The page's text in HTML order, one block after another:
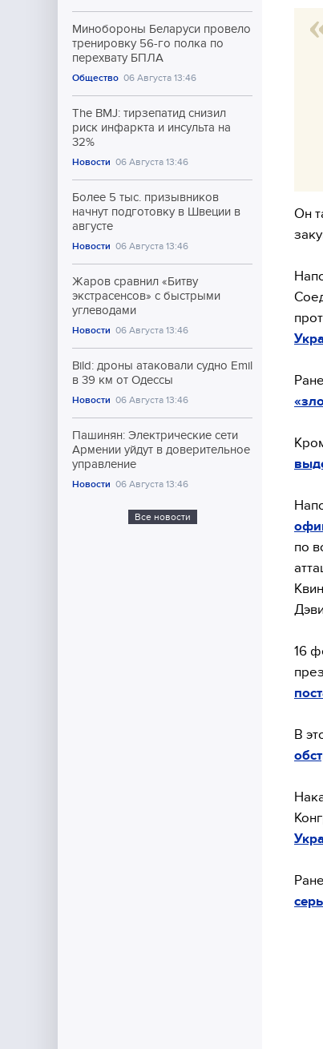
Минобороны Беларуси провело
тренировку 56-го полка по
перехвату БПЛА
Общество 06 Августа 13:46
The BMJ: тирзепатид снизил
риск инфаркта и инсульта на
32%
Новости 06 Августа 13:46
Более 5 тыс. призывников
начнут подготовку в Швеции в
августе
Новости 06 Августа 13:46
Жаров сравнил «Битву
экстрасенсов» с быстрыми
углеводами
Новости 06 Августа 13:46
Bild: дроны атаковали судно Emil
в 39 км от Одессы
Новости 06 Августа 13:46
Пашинян: Электрические сети
Армении уйдут в доверительное
управление
Новости 06 Августа 13:46
Все новости
Он
по
16
В